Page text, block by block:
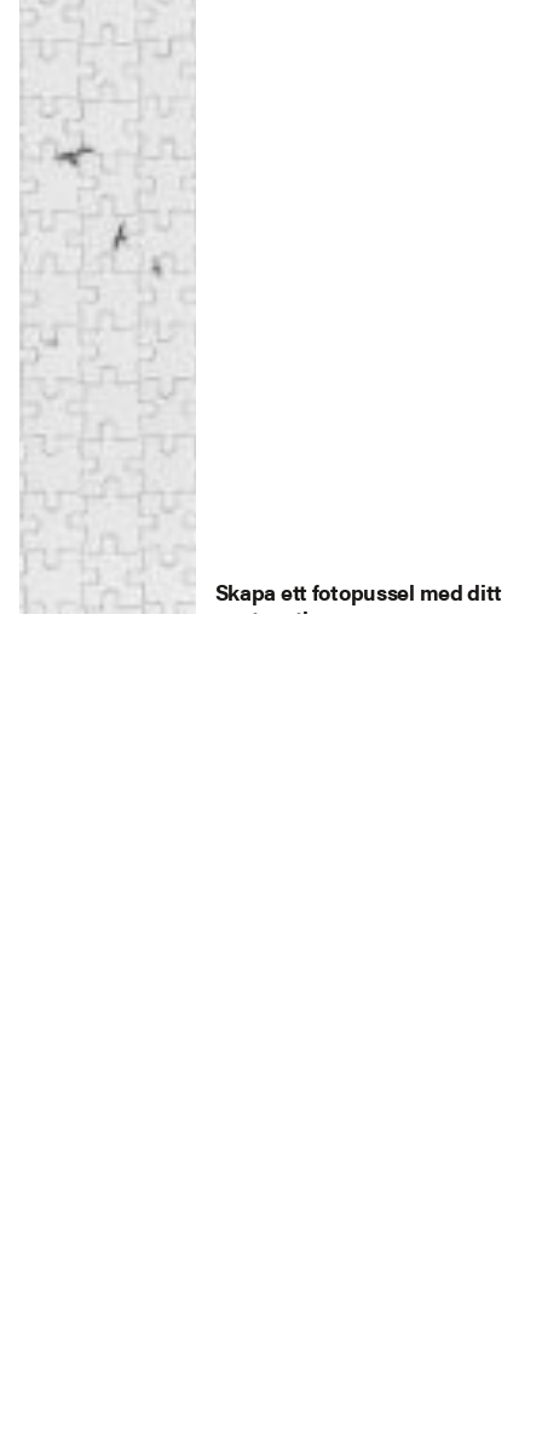
Skapa ett fotopussel med ditt
eget motiv